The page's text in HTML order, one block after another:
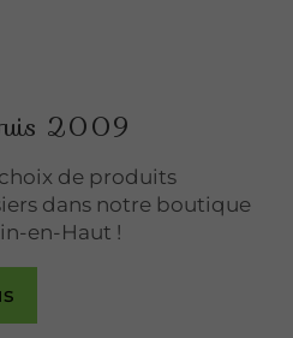
2009
de produits
dans notre boutique
en-Haut !